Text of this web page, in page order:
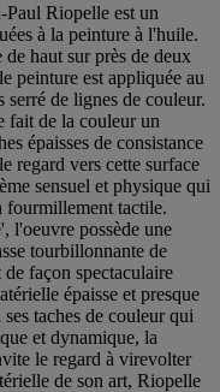
Paul Riopelle est un
à la peinture à l'huile.
haut sur près de deux
peinture est appliquée au
serré de lignes de couleur.
fait de la couleur un
épaisses de consistance
regard vers cette surface
sensuel et physique qui
fourmillement tactile.
l'oeuvre possède une
tourbillonnante de
de façon spectaculaire
épaisse et presque
taches de couleur qui
et dynamique, la
le regard à virevolter
de son art, Riopelle